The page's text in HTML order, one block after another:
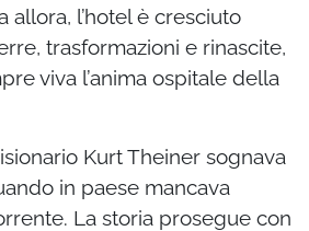
allora, l’hotel è cresciuto
trasformazioni e rinascite,
viva l’anima ospitale della
Kurt Theiner sognava
in paese mancava
La storia prosegue con